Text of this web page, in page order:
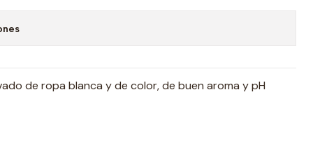
de ropa blanca y de color, de buen aroma y pH